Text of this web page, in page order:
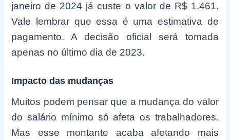
janeiro de 2024 já custe o valor de R$ 1.461.
Vale lembrar que essa é uma estimativa de
pagamento. A decisão oficial será tomada
apenas no último dia de 2023.
Impacto das mudanças
Muitos podem pensar que a mudança do valor
do salário mínimo só afeta os trabalhadores.
Mas esse montante acaba afetando mais